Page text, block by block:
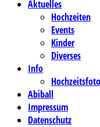
Aktuelles
Hochzeiten
Events
Kinder
Diverses
Info
Abiball
Impressum
Datenschutz